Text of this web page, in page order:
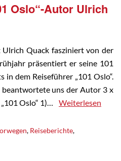
Oslo“-Autor Ulrich
Ulrich Quack fasziniert von der
präsentiert er seine 101
dem Reiseführer „101 Oslo“.
beantwortete uns der Autor 3 x
Oslo“ 1)…
Weiterlesen
, Reiseberichte,